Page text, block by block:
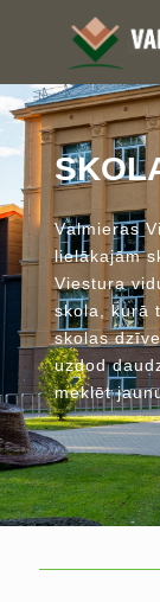
SKOL
Valmieras Vi
lielākajām s
Viestura vid
skola , kurā t
skolas dzīve
uzdod daud
meklēt jaun